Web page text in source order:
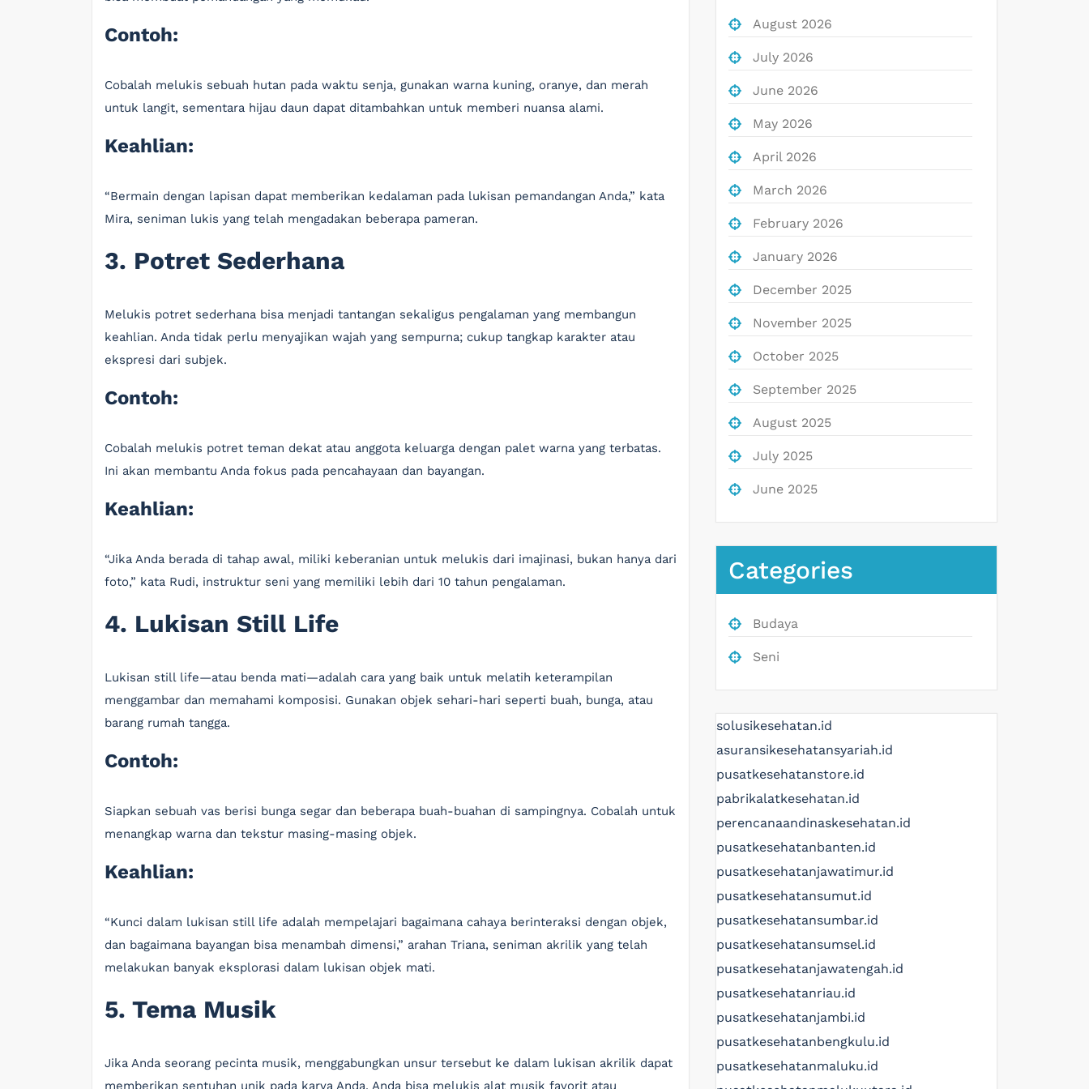
Contoh:
Cobalah melukis sebuah hutan pada waktu senja, gunakan warna kuning, oranye, dan merah
untuk langit, sementara hijau daun dapat ditambahkan untuk memberi nuansa alami.
Keahlian:
“Bermain dengan lapisan dapat memberikan kedalaman pada lukisan pemandangan Anda,” kata
Mira, seniman lukis yang telah mengadakan beberapa pameran.
3. Potret Sederhana
Melukis potret sederhana bisa menjadi tantangan sekaligus pengalaman yang membangun
keahlian. Anda tidak perlu menyajikan wajah yang sempurna; cukup tangkap karakter atau
ekspresi dari subjek.
Contoh:
Cobalah melukis potret teman dekat atau anggota keluarga dengan palet warna yang terbatas.
Ini akan membantu Anda fokus pada pencahayaan dan bayangan.
Keahlian:
“Jika Anda berada di tahap awal, miliki keberanian untuk melukis dari imajinasi, bukan hanya dari
foto,” kata Rudi, instruktur seni yang memiliki lebih dari 10 tahun pengalaman.
4. Lukisan Still Life
Lukisan still life—atau benda mati—adalah cara yang baik untuk melatih keterampilan
menggambar dan memahami komposisi. Gunakan objek sehari-hari seperti buah, bunga, atau
barang rumah tangga.
Contoh:
Siapkan sebuah vas berisi bunga segar dan beberapa buah-buahan di sampingnya. Cobalah untuk
menangkap warna dan tekstur masing-masing objek.
Keahlian:
“Kunci dalam lukisan still life adalah mempelajari bagaimana cahaya berinteraksi dengan objek,
dan bagaimana bayangan bisa menambah dimensi,” arahan Triana, seniman akrilik yang telah
melakukan banyak eksplorasi dalam lukisan objek mati.
5. Tema Musik
Jika Anda seorang pecinta musik, menggabungkan unsur tersebut ke dalam lukisan akrilik dapat
memberikan sentuhan unik pada karya Anda. Anda bisa melukis alat musik favorit atau
August 2026
July 2026
June 2026
May 2026
April 2026
March 2026
February 2026
January 2026
December 2025
November 2025
October 2025
September 2025
August 2025
July 2025
June 2025
Categories
Budaya
Seni
solusikesehatan.id
asuransikesehatansyariah.id
pusatkesehatanstore.id
pabrikalatkesehatan.id
perencanaandinaskesehatan.id
pusatkesehatanbanten.id
pusatkesehatanjawatimur.id
pusatkesehatansumut.id
pusatkesehatansumbar.id
pusatkesehatansumsel.id
pusatkesehatanjawatengah.id
pusatkesehatanriau.id
pusatkesehatanjambi.id
pusatkesehatanbengkulu.id
pusatkesehatanmaluku.id